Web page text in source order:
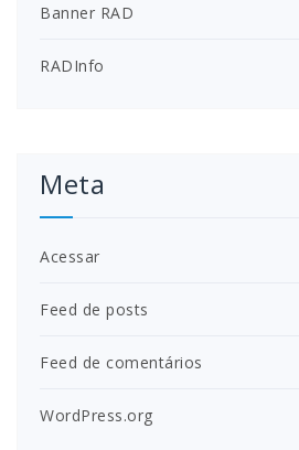
Banner RAD
RADInfo
Meta
Acessar
Feed de posts
Feed de comentários
WordPress.org